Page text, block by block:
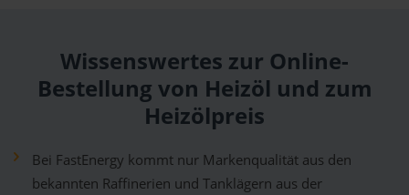
Wissenswertes zur Online-
Bestellung von Heizöl und zum
Heizölpreis
Bei FastEnergy kommt nur Markenqualität aus den
bekannten Raffinerien und Tanklägern aus der